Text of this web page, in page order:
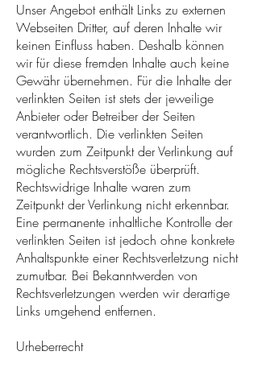
Unser Angebot enthält Links zu externen
Webseiten Dritter, auf deren Inhalte wir
keinen Einfluss haben. Deshalb können
wir für diese fremden Inhalte auch keine
Gewähr übernehmen. Für die Inhalte der
verlinkten Seiten ist stets der jeweilige
Anbieter oder Betreiber der Seiten
verantwortlich. Die verlinkten Seiten
wurden zum Zeitpunkt der Verlinkung auf
mögliche Rechtsverstöße überprüft.
Rechtswidrige Inhalte waren zum
Zeitpunkt der Verlinkung nicht erkennbar.
Eine permanente inhaltliche Kontrolle der
verlinkten Seiten ist jedoch ohne konkrete
Anhaltspunkte einer Rechtsverletzung nicht
zumutbar. Bei Bekanntwerden von
Rechtsverletzungen werden wir derartige
Links umgehend entfernen.
Urheberrecht